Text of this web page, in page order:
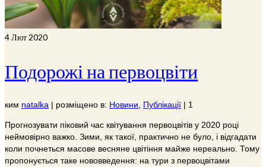
4Лют 2020
Подорожі на первоцвіти
ким natalka | розміщено в: Новини, Публікації | 1
Прогнозувати піковий час квітування первоцвітів у 2020 році
неймовірно важко. Зими, як такої, практично не було, і відгадати
коли почнеться масове весняне цвітіння майже нереально. Тому
пропонується таке нововведення: на тури з первоцвітами